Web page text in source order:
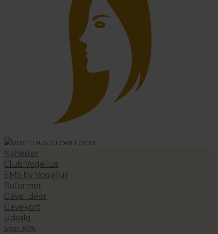
Nyheder
Club Vogelius
EMS by Vogelius
Reformer
Gave Idéer
Gavekort
Udsalg
Spar 30%